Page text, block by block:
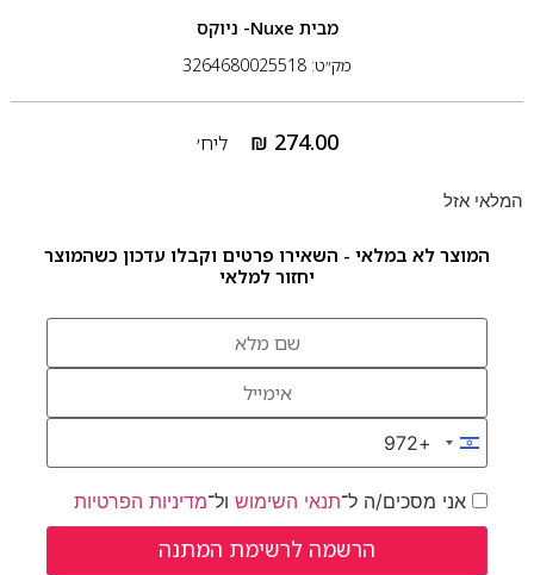
מבית Nuxe- ניוקס
מק״ט: 3264680025518
₪ 274.00 ליח׳
המלאי אזל
המוצר לא במלאי - השאירו פרטים וקבלו עדכון כשהמוצר
יחזור למלאי
Israel +972
+972
אני מסכים/ה ל־תנאי השימושול־מדיניות הפרטיות